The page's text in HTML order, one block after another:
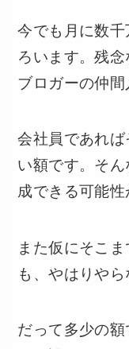
今でも月に数
ろいます。残
ブロガーの仲間
会社員であれ
い額です。そ
成できる可能性
また仮にそこ
も、やはりやら
だって多少の